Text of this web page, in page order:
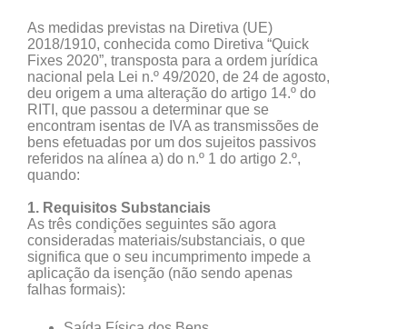
As medidas previstas na Diretiva (UE)
2018/1910, conhecida como Diretiva “Quick
Fixes 2020”, transposta para a ordem jurídica
nacional pela Lei n.º 49/2020, de 24 de agosto,
deu origem a uma alteração do artigo 14.º do
RITI, que passou a determinar que se
encontram isentas de IVA as transmissões de
bens efetuadas por um dos sujeitos passivos
referidos na alínea a) do n.º 1 do artigo 2.º,
quando:
1. Requisitos Substanciais
As três condições seguintes são agora
consideradas materiais/substanciais, o que
significa que o seu incumprimento impede a
aplicação da isenção (não sendo apenas
falhas formais):